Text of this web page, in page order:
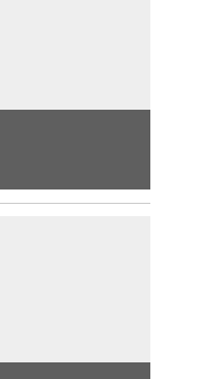
na
o artista e a
do vídeo no país